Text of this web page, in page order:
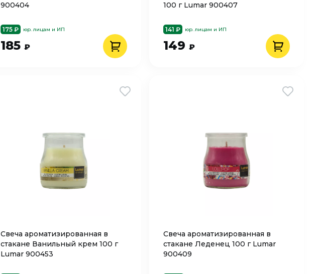
900404
175 ₽ юр. лицам и ИП
185 ₽
100 г Lumar 900407
141 ₽ юр. лицам и ИП
149 ₽
Свеча ароматизированная в
стакане Ванильный крем 100 г
Lumar 900453
Свеча ароматизированная в
стакане Леденец 100 г Lumar
900409